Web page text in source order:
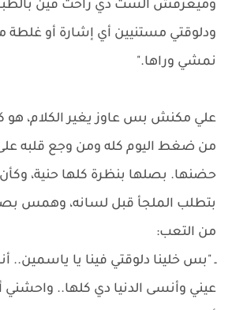
وميعرفش الست دي راحت فين
ودلوقتي مستنيين أي إشارة أو
نمشي وراها."
علي مكنش بس عاوز يغير الكلام، هو
من ضغط اليوم كله ومن وجع قلبه
حضنها. بصلها بنظرة كلها حنية، وكأن
بتطلب الملجأ قبل لسانه، وهمس
من التعب:
ـ "بس خلينا دلوقتي فينا يا
عيني وأنسى الدنيا دي كلها..